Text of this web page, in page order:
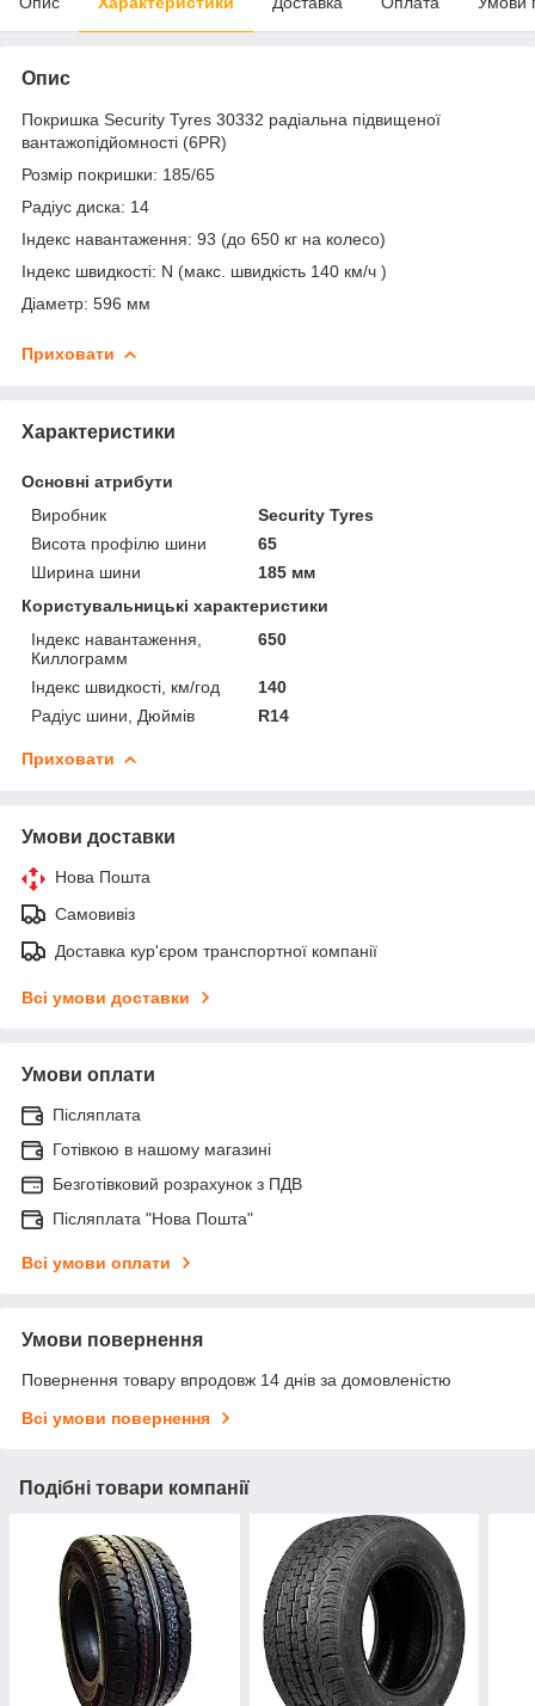
Опис
Покришка Security Tyres 30332 радіальна підвищеної
вантажопідйомності (6PR)
Розмір покришки: 185/65
Радіус диска: 14
Індекс навантаження: 93 (до 650 кг на колесо)
Індекс швидкості: N (макс. швидкість 140 км/ч )
Діаметр: 596 мм
Приховати
Характеристики
Основні атрибути
Виробник
Security Tyres
Висота профілю шини
65
Ширина шини
185 мм
Користувальницькі характеристики
Індекс навантаження,
Киллограмм
650
Індекс швидкості, км/год
140
Радіус шини, Дюймів
R14
Приховати
Умови доставки
Нова Пошта
Самовивіз
Доставка кур'єром транспортної компанії
Всі умови доставки
Умови оплати
Післяплата
Готівкою в нашому магазині
Безготівковий розрахунок з ПДВ
Післяплата "Нова Пошта"
Всі умови оплати
Умови повернення
Повернення товару впродовж 14 днів за домовленістю
Всі умови повернення
Подібні товари компанії